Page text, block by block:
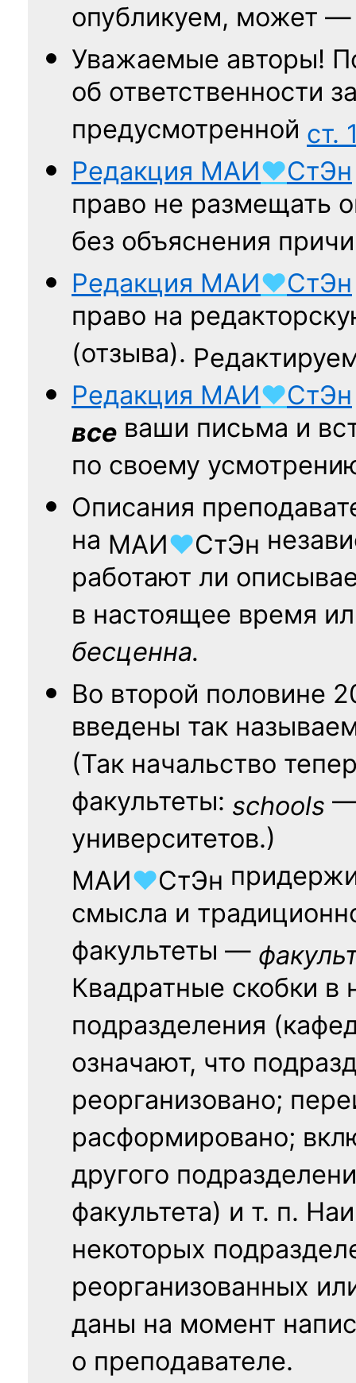
опубликуем, может
Уважаемые авторы!
об ответственности
предусмотренной ст.
Редакция МАИ♥СтЭн
право не размещать
без объяснения
Редакция МАИ♥СтЭн
право на
(отзыва).
Редакция МАИ♥СтЭн
все ваши письма и
по своему
Описания
на МАИ♥СтЭн
работают ли
в настоящее время
бесценна.
Во второй половине
введены так
(Так начальство
факультеты: schools —
университетов.)
МАИ♥СтЭн
смысла и
факультеты —
Квадратные скобки в
подразделения
означают, что
реорганизовано;
расформировано;
другого
факультета) и т. п.
некоторых
реорганизованных
даны на момент
о преподавателе.